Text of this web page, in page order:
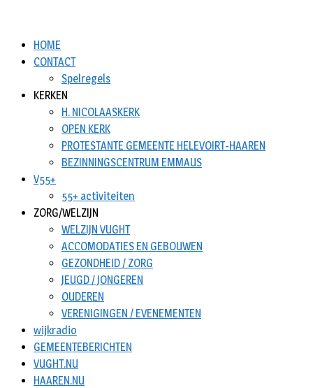
HOME
CONTACT
Spelregels
KERKEN
H. NICOLAASKERK
OPEN KERK
PROTESTANTE GEMEENTE HELEVOIRT-HAAREN
BEZINNINGSCENTRUM EMMAUS
V55+
55+ activiteiten
ZORG/WELZIJN
WELZIJN VUGHT
ACCOMODATIES EN GEBOUWEN
GEZONDHEID / ZORG
JEUGD / JONGEREN
OUDEREN
VERENIGINGEN / EVENEMENTEN
wijkradio
GEMEENTEBERICHTEN
VUGHT.NU
HAAREN.NU